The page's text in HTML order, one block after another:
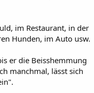
im Restaurant, in der
Hunden, im Auto usw.
er die Beisshemmung
manchmal, lässt sich